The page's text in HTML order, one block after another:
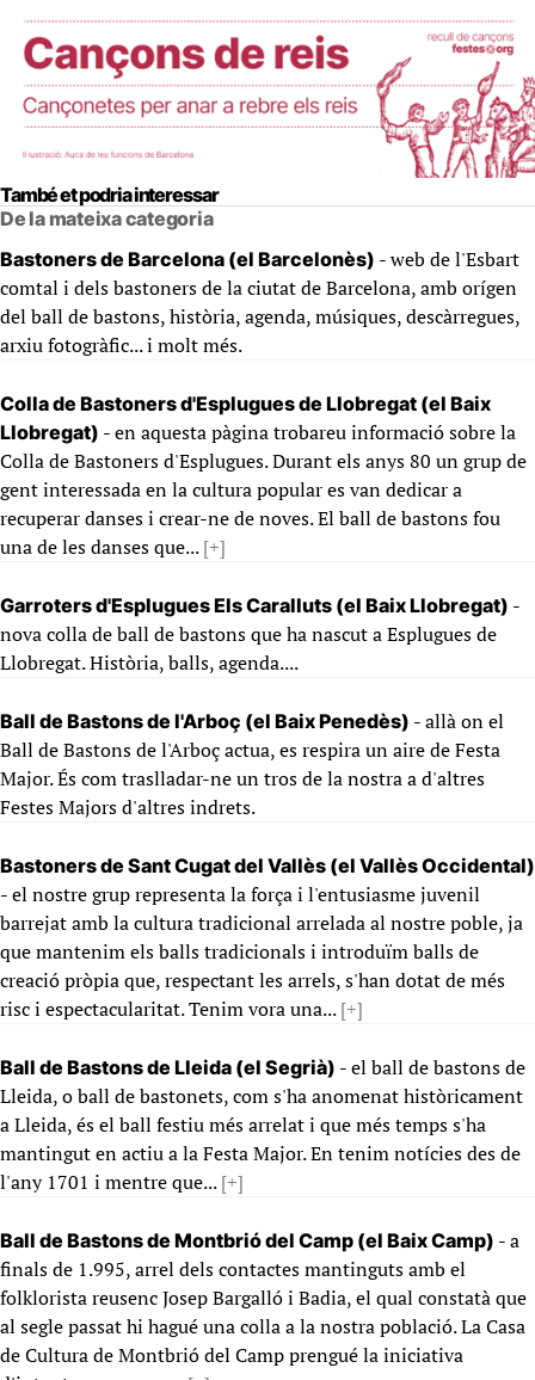
També et podria interessar
De la mateixa categoria
Bastoners de Barcelona (el Barcelonès) - web de l'Esbart
comtal i dels bastoners de la ciutat de Barcelona, amb orígen
del ball de bastons, història, agenda, músiques, descàrregues,
arxiu fotogràfic... i molt més.
Colla de Bastoners d'Esplugues de Llobregat (el Baix
Llobregat) - en aquesta pàgina trobareu informació sobre la
Colla de Bastoners d'Esplugues. Durant els anys 80 un grup de
gent interessada en la cultura popular es van dedicar a
recuperar danses i crear-ne de noves. El ball de bastons fou
una de les danses que...[+]
Garroters d'Esplugues Els Caralluts (el Baix Llobregat) -
nova colla de ball de bastons que ha nascut a Esplugues de
Llobregat. Història, balls, agenda....
Ball de Bastons de l'Arboç (el Baix Penedès) - allà on el
Ball de Bastons de l'Arboç actua, es respira un aire de Festa
Major. És com traslladar-ne un tros de la nostra a d'altres
Festes Majors d'altres indrets.
Bastoners de Sant Cugat del Vallès (el Vallès Occidental)
- el nostre grup representa la força i l'entusiasme juvenil
barrejat amb la cultura tradicional arrelada al nostre poble, ja
que mantenim els balls tradicionals i introduïm balls de
creació pròpia que, respectant les arrels, s'han dotat de més
risc i espectacularitat. Tenim vora una...[+]
Ball de Bastons de Lleida (el Segrià) - el ball de bastons de
Lleida, o ball de bastonets, com s'ha anomenat històricament
a Lleida, és el ball festiu més arrelat i que més temps s'ha
mantingut en actiu a la Festa Major. En tenim notícies des de
l'any 1701 i mentre que...[+]
Ball de Bastons de Montbrió del Camp (el Baix Camp) - a
finals de 1.995, arrel dels contactes mantinguts amb el
folklorista reusenc Josep Bargalló i Badia, el qual constatà que
al segle passat hi hagué una colla a la nostra població. La Casa
de Cultura de Montbrió del Camp prengué la iniciativa